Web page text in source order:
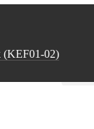
(KEF01‑02)